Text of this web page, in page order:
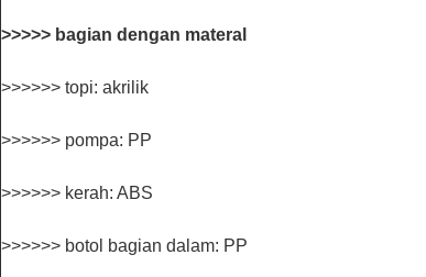
>>>>> bagian dengan materal
>>>>>> topi: akrilik
>>>>>> pompa: PP
>>>>>> kerah: ABS
>>>>>> botol bagian dalam: PP